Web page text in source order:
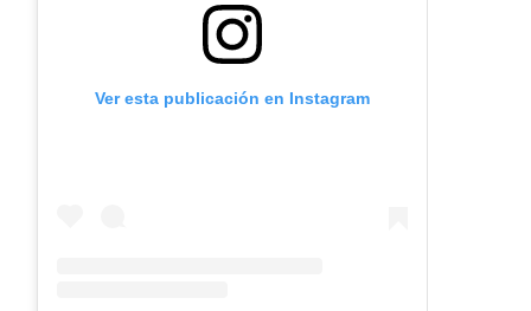
Ver esta publicación en Instagram